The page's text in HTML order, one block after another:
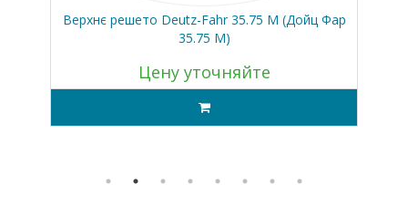
Верхнє решето Deutz-Fahr 35.75 M (Дойц Фар
35.75 М)
Цену уточняйте